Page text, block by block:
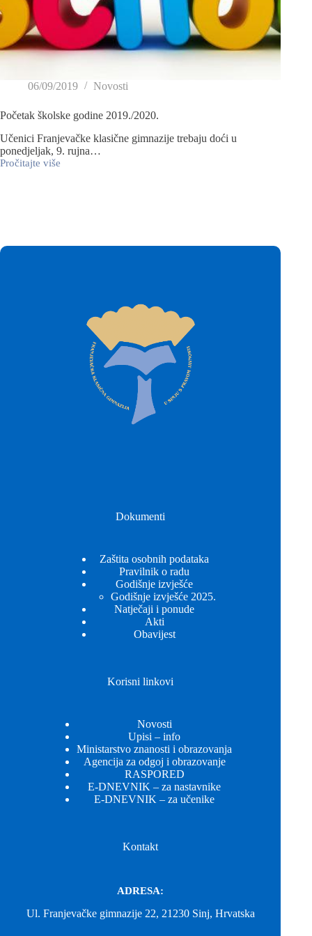
06/09/2019 Novosti
Početak školske godine 2019./2020.
Učenici Franjevačke klasične gimnazije trebaju doći u
ponedjeljak, 9. rujna…
Pročitajte više
Dokumenti
Zaštita osobnih podataka
Pravilnik o radu
Godišnje izvješće
Godišnje izvješće 2025.
Natječaji i ponude
Akti
Obavijest
Korisni linkovi
Novosti
Upisi – info
Ministarstvo znanosti i obrazovanja
Agencija za odgoj i obrazovanje
RASPORED
E-DNEVNIK – za nastavnike
E-DNEVNIK – za učenike
Kontakt
ADRESA:
Ul. Franjevačke gimnazije 22, 21230 Sinj, Hrvatska